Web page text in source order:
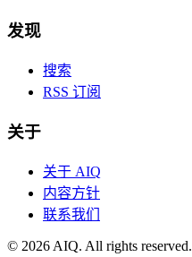
发现
搜索
RSS 订阅
关于
关于 AIQ
内容方针
联系我们
© 2026 AIQ. All rights reserved.